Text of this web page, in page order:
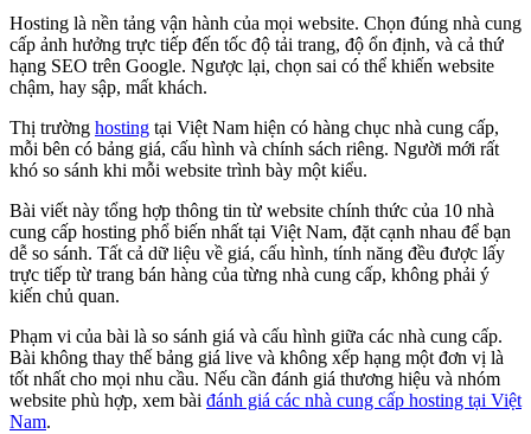
Hosting là nền tảng vận hành của mọi website. Chọn đúng nhà cung
cấp ảnh hưởng trực tiếp đến tốc độ tải trang, độ ổn định, và cả thứ
hạng SEO trên Google. Ngược lại, chọn sai có thể khiến website
chậm, hay sập, mất khách.
Thị trường hosting tại Việt Nam hiện có hàng chục nhà cung cấp,
mỗi bên có bảng giá, cấu hình và chính sách riêng. Người mới rất
khó so sánh khi mỗi website trình bày một kiểu.
Bài viết này tổng hợp thông tin từ website chính thức của 10 nhà
cung cấp hosting phổ biến nhất tại Việt Nam, đặt cạnh nhau để bạn
dễ so sánh. Tất cả dữ liệu về giá, cấu hình, tính năng đều được lấy
trực tiếp từ trang bán hàng của từng nhà cung cấp, không phải ý
kiến chủ quan.
Phạm vi của bài là so sánh giá và cấu hình giữa các nhà cung cấp.
Bài không thay thế bảng giá live và không xếp hạng một đơn vị là
tốt nhất cho mọi nhu cầu. Nếu cần đánh giá thương hiệu và nhóm
website phù hợp, xem bài đánh giá các nhà cung cấp hosting tại Việt
Nam.